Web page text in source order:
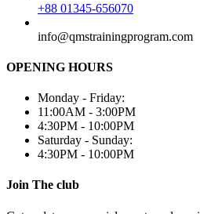
+88 01345-656070
info@qmstrainingprogram.com
OPENING HOURS
Monday - Friday:
11:00AM - 3:00PM
4:30PM - 10:00PM
Saturday - Sunday:
4:30PM - 10:00PM
Join The club